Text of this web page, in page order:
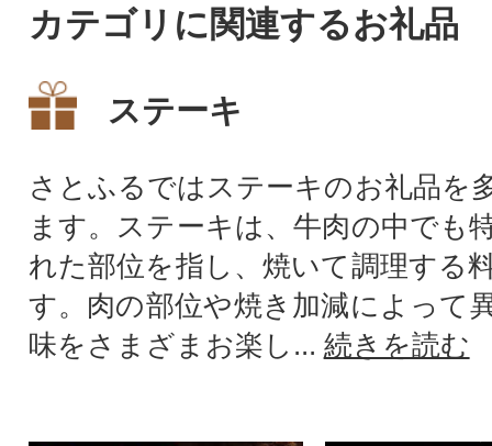
カテゴリに関連するお礼品
ステーキ
さとふるではステーキのお礼品を
ます。ステーキは、牛肉の中でも
れた部位を指し、焼いて調理する
す。肉の部位や焼き加減によって
味をさまざまお楽し... 続きを読む